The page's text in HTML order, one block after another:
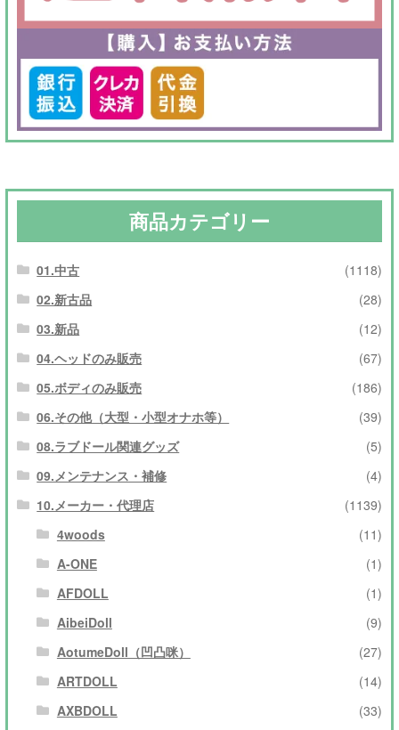
商品カテゴリー
01.中古
(1118)
02.新古品
(28)
03.新品
(12)
04.ヘッドのみ販売
(67)
05.ボディのみ販売
(186)
06.その他（大型・小型オナホ等）
(39)
08.ラブドール関連グッズ
(5)
09.メンテナンス・補修
(4)
10.メーカー・代理店
(1139)
4woods
(11)
A-ONE
(1)
AFDOLL
(1)
AibeiDoll
(9)
AotumeDoll（凹凸咪）
(27)
ARTDOLL
(14)
AXBDOLL
(33)